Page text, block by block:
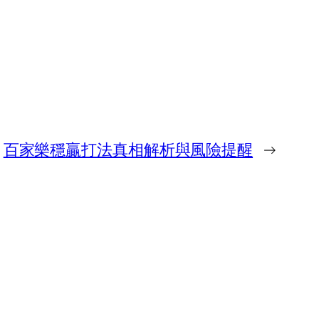
百家樂穩贏打法真相解析與風險提醒 →